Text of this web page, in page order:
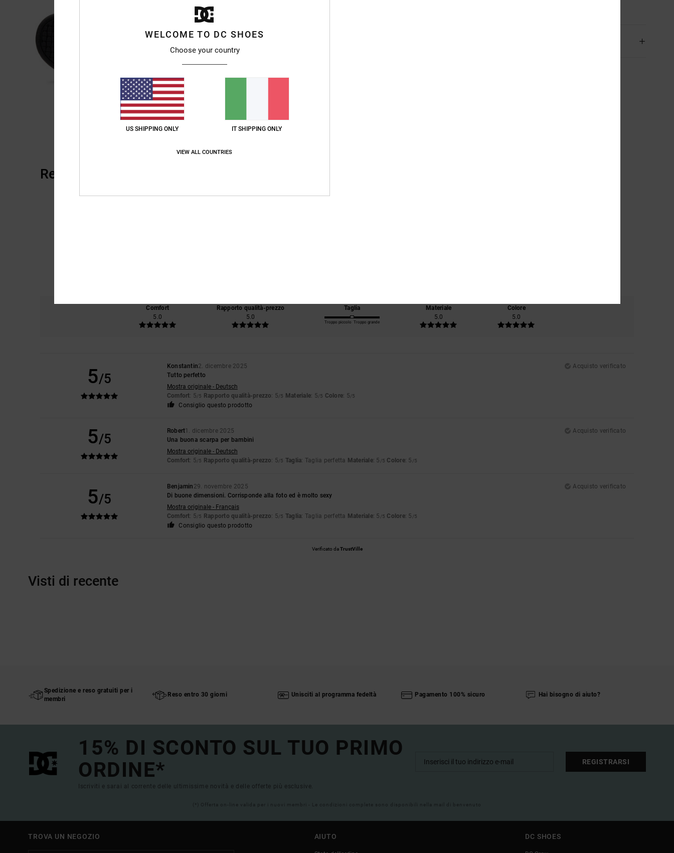
Recensioni dei clienti
Comfort
5.0
Rapporto qualità-prezzo
5.0
Taglia
Troppo piccolo Troppo grande
Materiale
5.0
Colore
5.0
5/5
Konstantin2. dicembre 2025
Acquisto verificato
Tutto perfetto
Mostra originale - Deutsch
Comfort: 5/5 Rapporto qualità-prezzo: 5/5 Materiale: 5/5 Colore: 5/5
Consiglio questo prodotto
5/5
Robert1. dicembre 2025
Acquisto verificato
Una buona scarpa per bambini
Mostra originale - Deutsch
Comfort: 5/5 Rapporto qualità-prezzo: 5/5 Taglia: Taglia perfetta Materiale: 5 /5 Colore: 5 /5
5/5
Benjamin 29. novembre 2025
Acquisto verificato
Di buone dimensioni. Corrisponde alla foto ed è molto sexy
Mostra originale - Français
Comfort: 5/5 Rapporto qualità-prezzo: 5/5 Taglia: Taglia perfetta Materiale: 5 /5 Colore: 5 /5
Consiglio questo prodotto
Verificato daTrustVille
Visti di recente
Spedizione e reso gratuiti per i
membri
Reso entro 30 giorni Unisciti al programma fedeltà Pagamento 100% sicuro Hai bisogno di aiuto?
15% DI SCONTO SUL TUO PRIMO
ORDINE*
Iscriviti e sarai al corrente delle ultimissime novità e delle offerte più esclusive.
REGISTRARSI
(*) Offerta on-line valida per i nuovi membri - Le condizioni complete sono disponibili nella mail di benvenuto
TROVA UN NEGOZIO AIUTO DC SHOES
WELCOME TO DC SHOES
Choose your country
US SHIPPING ONLY IT SHIPPING ONLY
VIEW ALL COUNTRIES